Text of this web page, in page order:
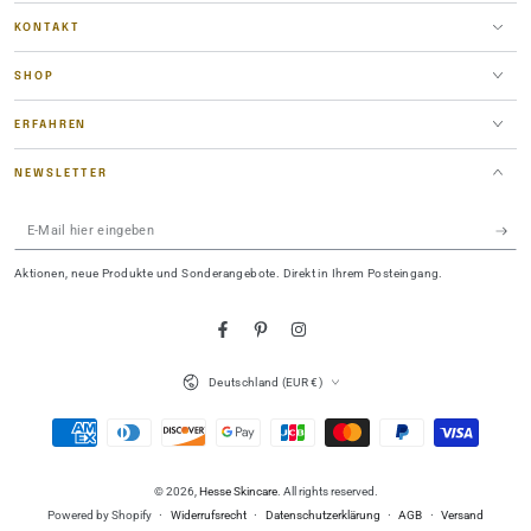
KONTAKT
SHOP
ERFAHREN
NEWSLETTER
Aktionen, neue Produkte und Sonderangebote. Direkt in Ihrem Posteingang.
FacebookPinterestInstagram
© 2026, Hesse Skincare. All rights reserved.
Powered by Shopify
Widerrufsrecht Datenschutzerklärung AGB Versand
Land/Region
Deutschland (EUR €)
Zahlungsmöglichkeiten